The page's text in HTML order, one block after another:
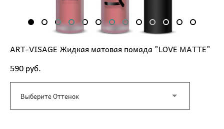
ART-VISAGE Жидкая матовая помада "LOVE MATTE"
590 pуб.
Выберите Оттенок